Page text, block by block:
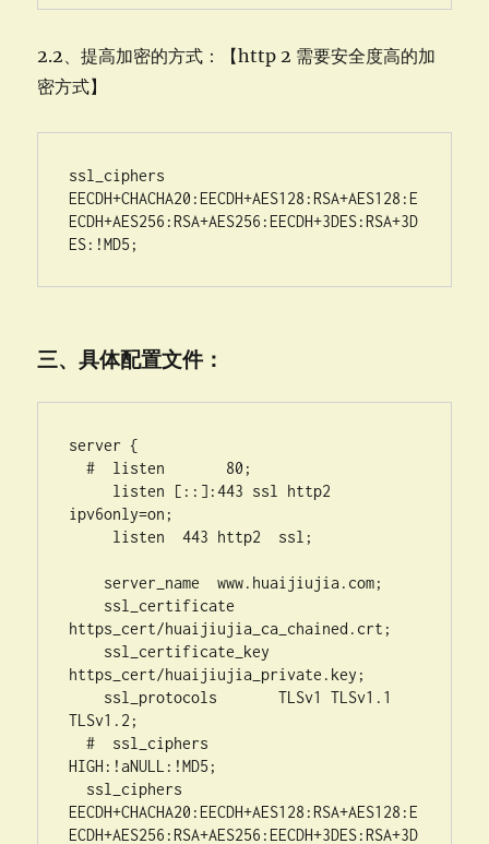
2.2、提高加密的方式：【http 2 需要安全度高的加
密方式】
ssl_ciphers
EECDH+CHACHA20:EECDH+AES128:RSA+AES128:E
ECDH+AES256:RSA+AES256:EECDH+3DES:RSA+3D
ES:!MD5;
三、具体配置文件：
server {
  #  listen       80;
ipv6only=on;
https_cert/huaijiujia_ca_chained.crt;
https_cert/huaijiujia_private.key;
TLSv1.2;
  #  ssl_ciphers
HIGH:!aNULL:!MD5;
EECDH+CHACHA20:EECDH+AES128:RSA+AES128:E
ECDH+AES256:RSA+AES256:EECDH+3DES:RSA+3D